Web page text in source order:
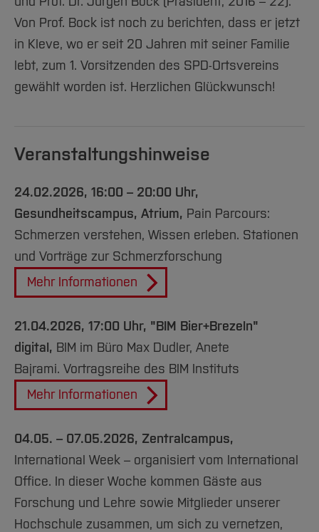
Von Prof. Bock ist noch zu berichten, dass er jetzt
in Kleve, wo er seit 20 Jahren mit seiner Familie
lebt, zum 1. Vorsitzenden des SPD-Ortsvereins
gewählt worden ist. Herzlichen Glückwunsch!
Veranstaltungshinweise
24.02.2026, 16:00 – 20:00 Uhr,
Gesundheitscampus, Atrium, Pain Parcours:
Schmerzen verstehen, Wissen erleben. Stationen
und Vorträge zur Schmerzforschung
Mehr Informationen
21.04.2026, 17:00 Uhr, "BIM Bier+Brezeln"
digital, BIM im Büro Max Dudler, Anete
Bajrami. Vortragsreihe des BIM Instituts
Mehr Informationen
04.05. – 07.05.2026, Zentralcampus,
International Week – organisiert vom International
Office. In dieser Woche kommen Gäste aus
Forschung und Lehre sowie Mitglieder unserer
Hochschule zusammen, um sich zu vernetzen,